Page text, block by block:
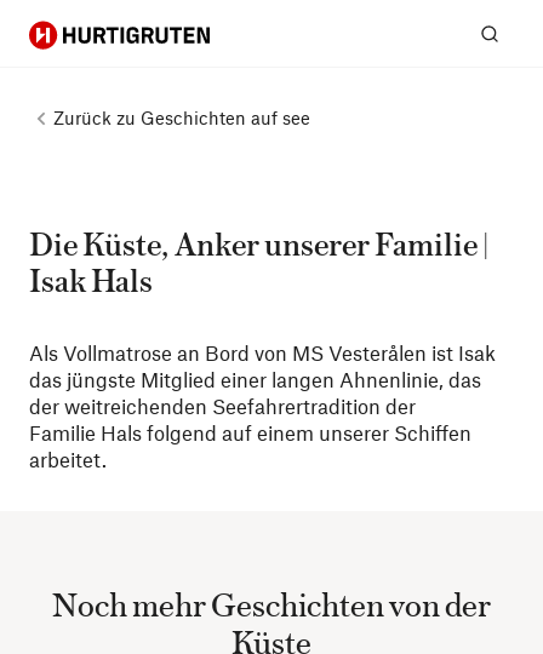
Hurtigruten
Zurück zu Geschichten auf see
Die Küste, Anker unserer Familie |
Isak Hals
Als Vollmatrose an Bord von MS Vesterålen ist Isak
das jüngste Mitglied einer langen Ahnenlinie, das
der weitreichenden Seefahrertradition der
Familie Hals folgend auf einem unserer Schiffen
arbeitet.
Noch mehr Geschichten von der
Küste